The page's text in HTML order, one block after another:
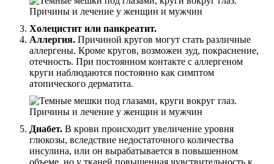
Холецистит или панкреатит.
Аллергия. Причиной кругов могут стать различные
аллергены. Кроме кругов, возможен зуд, покраснение,
отечность. При постоянном контакте с аллергеном
круги наблюдаются постоянно как симптом
атопического дерматита.
Диабет. В крови происходит увеличение уровня
глюкозы, вследствие недостаточного количества
инсулина, или он вырабатывается в повышенном
объеме, но у тканей повышенная чувствительность к